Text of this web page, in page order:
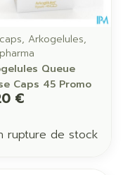
Arkogelules,
Queue
Caps 45 Promo
€
rupture de stock